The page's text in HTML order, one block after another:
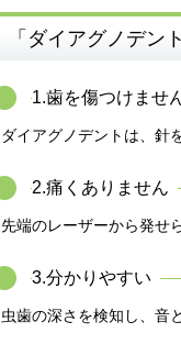
「ダイアグノデン
1.歯を傷つけませ
ダイアグノデントは、針
2.痛くありません
先端のレーザーから発せ
3.分かりやすい
虫歯の深さを検知し、音